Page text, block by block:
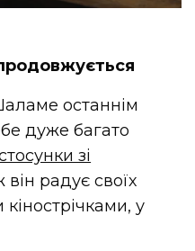
останнім
дуже багато
зі
він радує своїх
у